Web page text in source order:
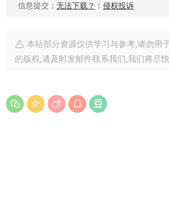
信息提交： 无法下载？ 侵权投诉
本站部分资源仅供学习与参考,请勿用
的版权,请及时发邮件联系我们,我们将尽